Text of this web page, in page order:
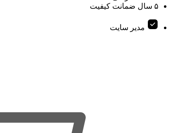
۵ سال ضمانت کیفیت
مدیر سایت